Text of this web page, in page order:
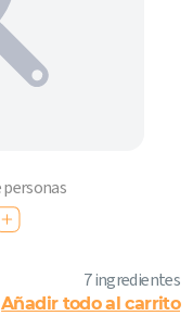
personas
7 ingredientes
Añadir todo al carrito